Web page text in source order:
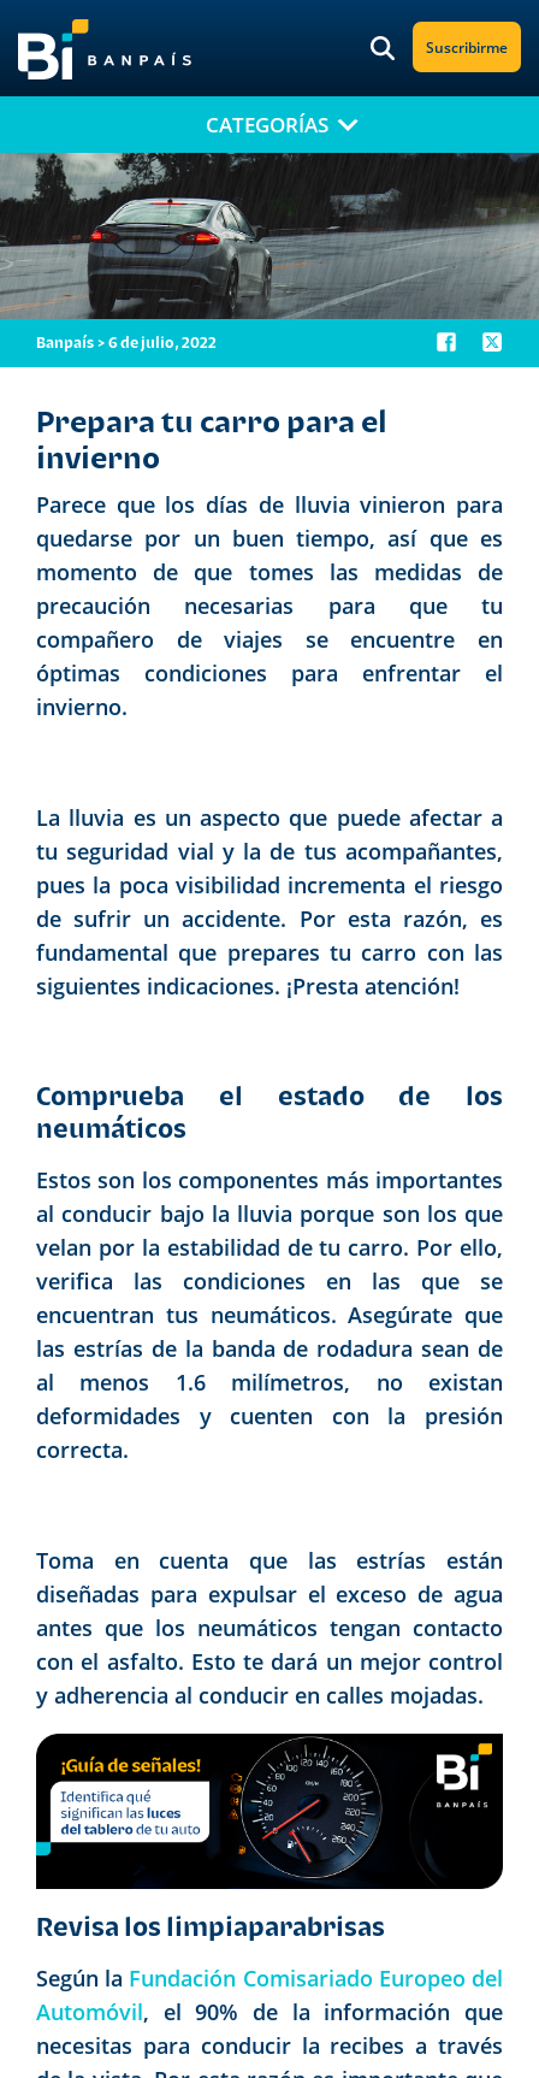
Suscribirme
¡No te pierdas nuestro nuevo contenido!
Suscríbete a nuestro blog y recibe mensualmente en tu correo
electrónico, las noticias más relevantes.
CATEGORÍAS
Banpaís > 6 de julio, 2022
Prepara tu carro para el
invierno
Parece que los días de lluvia vinieron para
quedarse por un buen tiempo, así que es
momento de que tomes las medidas de
precaución necesarias para que tu
compañero de viajes se encuentre en
óptimas condiciones para enfrentar el
invierno.
La lluvia es un aspecto que puede afectar a
tu seguridad vial y la de tus acompañantes,
pues la poca visibilidad incrementa el riesgo
de sufrir un accidente. Por esta razón, es
fundamental que prepares tu carro con las
siguientes indicaciones. ¡Presta atención!
Comprueba el estado de los
neumáticos
Estos son los componentes más importantes
al conducir bajo la lluvia porque son los que
velan por la estabilidad de tu carro. Por ello,
verifica las condiciones en las que se
encuentran tus neumáticos. Asegúrate que
las estrías de la banda de rodadura sean de
al menos 1.6 milímetros, no existan
deformidades y cuenten con la presión
correcta.
Toma en cuenta que las estrías están
diseñadas para expulsar el exceso de agua
antes que los neumáticos tengan contacto
con el asfalto. Esto te dará un mejor control
y adherencia al conducir en calles mojadas.
Revisa los limpiaparabrisas
Según la Fundación Comisariado Europeo del
Automóvil, el 90% de la información que
necesitas para conducir la recibes a través